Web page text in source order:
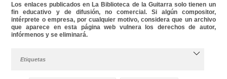
Los enlaces publicados en La Biblioteca de la Guitarra solo tienen un
fin educativo y de difusión, no comercial. Si algún compositor,
intérprete o empresa, por cualquier motivo, considera que un archivo
que aparece en esta página web vulnera los derechos de autor,
infórmenos y se eliminará.
Etiquetas